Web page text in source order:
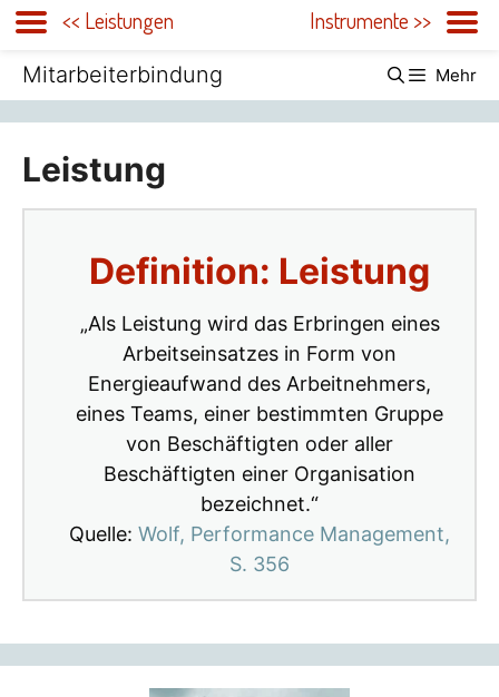
Zum
springen
Mitarbeiterbindung Mehr
Leistung
Definition: Leistung
„Als Leistung wird das Erbringen eines
Arbeitseinsatzes in Form von
Energieaufwand des Arbeitnehmers,
eines Teams, einer bestimmten Gruppe
von Beschäftigten oder aller
Beschäftigten einer Organisation
bezeichnet.“
Quelle: Wolf, Performance Management,
S. 356
<< Leistungen Instrumente >>